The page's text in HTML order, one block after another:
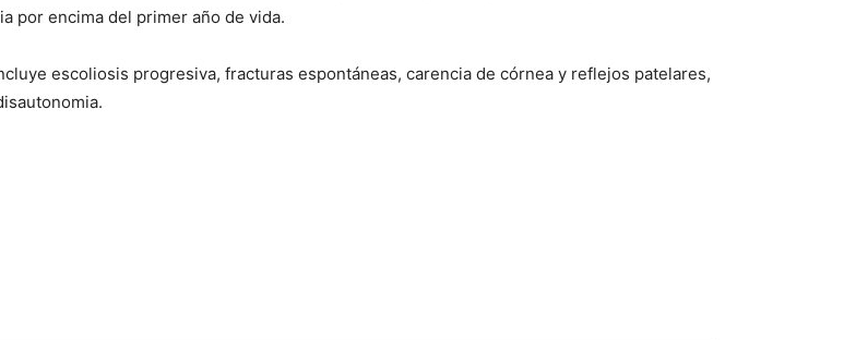
por encima del primer año de vida.
escoliosis progresiva, fracturas espontáneas, carencia de córnea y reflejos patelares,